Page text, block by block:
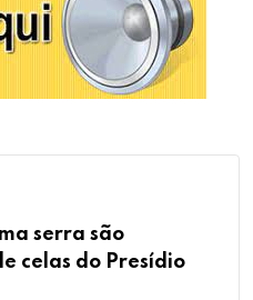
serra são
celas do Presídio